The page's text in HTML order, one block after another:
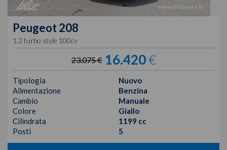
Peugeot 208
1.2 turbo style 100cv
23.075 € 16.420€
Tipologia
Nuovo
Alimentazione
Benzina
Cambio
Manuale
Colore
Giallo
Cilindrata
1199 cc
Posti
5